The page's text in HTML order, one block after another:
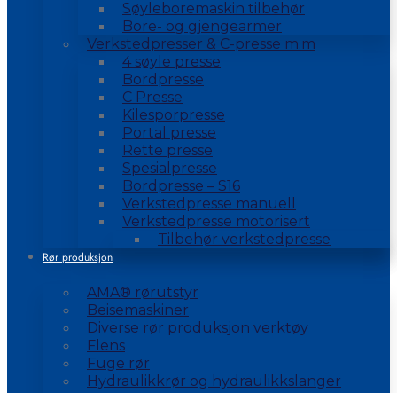
Søyleboremaskin tilbehør
Bore- og gjengearmer
Verkstedpresser & C-presse m.m
4 søyle presse
Bordpresse
C Presse
Kilesporpresse
Portal presse
Rette presse
Spesialpresse
Bordpresse – S16
Verkstedpresse manuell
Verkstedpresse motorisert
Tilbehør verkstedpresse
Rør produksjon
AMA® rørutstyr
Beisemaskiner
Diverse rør produksjon verktøy
Flens
Fuge rør
Hydraulikkrør og hydraulikkslanger